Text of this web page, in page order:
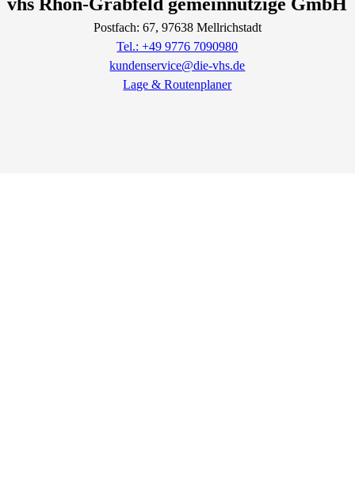
vhs Rhön-Grabfeld gemeinnützige GmbH
Postfach: 67, 97638 Mellrichstadt
Tel.: +49 9776 7090980
kundenservice@die-vhs.de
Lage & Routenplaner